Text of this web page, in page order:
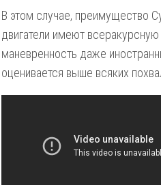
В этом случае, преимущество
двигатели имеют
маневренность даже
оценивается выше всяких